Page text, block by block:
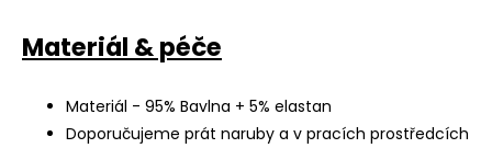
Materiál & péče
Materiál - 95% Bavlna + 5% elastan
Doporučujeme prát naruby a v pracích prostředcích